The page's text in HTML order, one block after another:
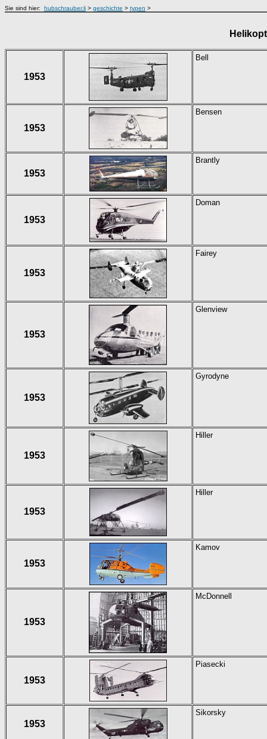
Sie sind hier: hubschrauber.li > geschichte > typen >
1953
Bell
1953
Bensen
1953
Brantly
1953
Doman
1953
Fairey
1953
Glenview
1953
Gyrodyne
1953
Hiller
1953
Hiller
1953
Kamov
1953
McDonnell
1953
Piasecki
1953
Sikorsky